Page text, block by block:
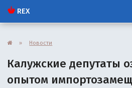
REX
» Новости
Калужские депутаты
опытом